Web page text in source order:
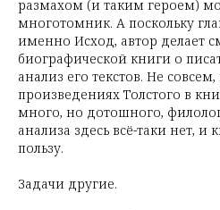
размахом (и таким героем)
многотомник. А поскольку
именно Исход, автор делает
биографической книги о
анализ его текстов. Не
произведениях Толстого в
много, но дотошного,
анализа здесь всё-таки нет, и
пользу.
Задачи другие.